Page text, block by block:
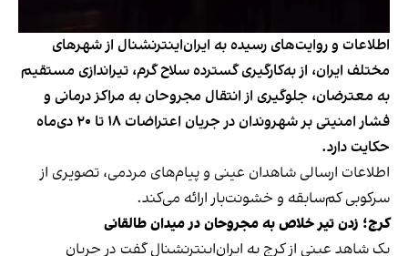
اطلاعات و روایت‌های رسیده به ایران‌اینترنشنال از شهرهای
مختلف ایران، از به‌کارگیری گسترده سلاح گرم، تیراندازی مستقیم
به معترضان، جلوگیری از انتقال مجروحان به مراکز درمانی و
فشار امنیتی بر شهروندان در جریان اعتراضات ۱۸ تا ۲۰ دی‌ماه
حکایت دارد.
اطلاعات ارسالی شاهدان عینی و پیام‌های مردمی، تصویری از
سرکوبی کم‌سابقه و خشونت‌بار ارائه می‌کند.
کرج؛ زدن تیر خلاص به مجروحان در میدان طالقانی
یک شاهد عینی از کرج به ایران‌اینترنشنال گفت در جریان